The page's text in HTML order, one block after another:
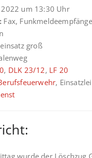
2022 um 13:30 Uhr
Fax,
groß
, DLK 23/12, LF 20
,
wurde der Löschzug